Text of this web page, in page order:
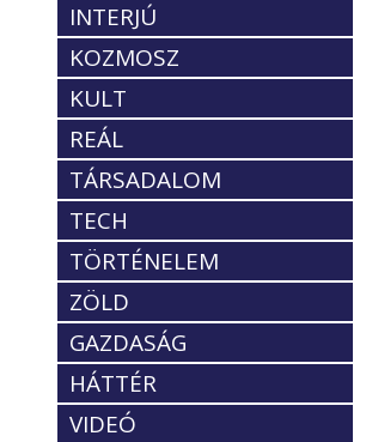
INTERJÚ
KOZMOSZ
KULT
REÁL
TÁRSADALOM
TECH
TÖRTÉNELEM
ZÖLD
GAZDASÁG
HÁTTÉR
VIDEÓ